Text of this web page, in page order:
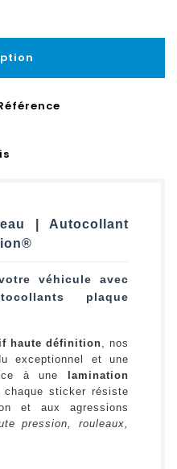
| Autocollant
véhicule avec
plaque
haute définition, nos
exceptionnel et une
à une
lamination
chaque sticker résiste
et aux agressions
pression, rouleaux,